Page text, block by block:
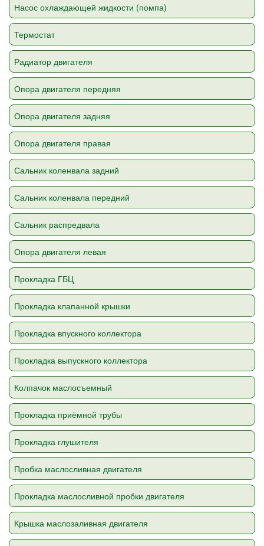
Насос охлаждающей жидкости (помпа)
Термостат
Радиатор двигателя
Опора двигателя передняя
Опора двигателя задняя
Опора двигателя правая
Сальник коленвала задний
Сальник коленвала передний
Сальник распредвала
Опора двигателя левая
Прокладка ГБЦ
Прокладка клапанной крышки
Прокладка впускного коллектора
Прокладка выпускного коллектора
Колпачок маслосъемный
Прокладка приёмной трубы
Прокладка глушителя
Пробка маслосливная двигателя
Прокладка маслосливной пробки двигателя
Крышка маслозаливная двигателя